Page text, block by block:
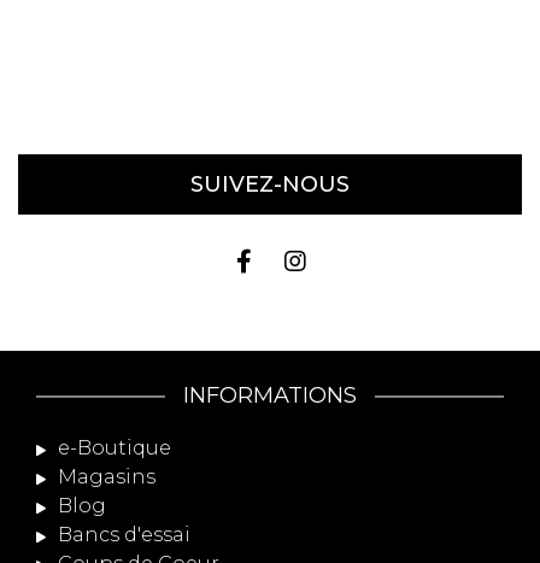
SUIVEZ-NOUS
INFORMATIONS
e-Boutique
Magasins
Blog
Bancs d'essai